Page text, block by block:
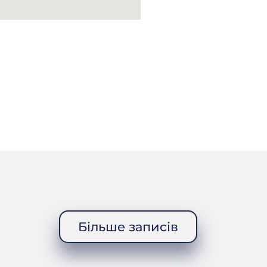
Більше записів